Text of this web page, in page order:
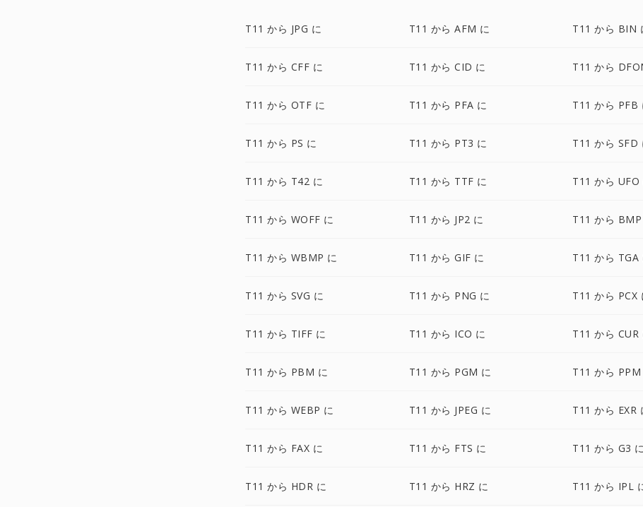
T11 から JPG に T11 から AFM に T11 から BIN
T11 から CFF に T11 から CID に T11 から
T11 から OTF に T11 から PFA に T11 から PFB
T11 から PS に T11 から PT3 に T11 から SFD
T11 から T42 に T11 から TTF に T11 から UFO
T11 から WOFF に T11 から JP2 に T11 から
T11 から WBMP に T11 から GIF に T11 から TGA
T11 から SVG に T11 から PNG に T11 から PCX
T11 から TIFF に T11 から ICO に T11 から CUR
T11 から PBM に T11 から PGM に T11 から PPM
T11 から WEBP に T11 から JPEG に T11 から EXR
T11 から FAX に T11 から FTS に T11 から G3 に
T11 から HDR に T11 から HRZ に T11 から IPL